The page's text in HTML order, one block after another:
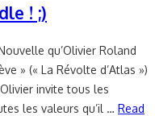
! ;)
qu’Olivier Roland
» (« La Révolte d’Atlas »)
invite tous les
les valeurs qu’il … Read